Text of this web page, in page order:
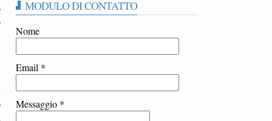
MODULO DI CONTATTO
Nome
Email *
Messaggio *